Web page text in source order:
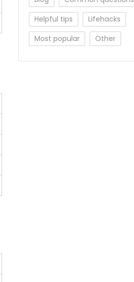
Helpful tips
Lifehacks
Most popular
Other